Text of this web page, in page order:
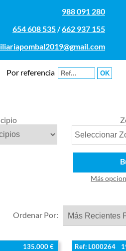
988 091 280
654 608 535/662 937 155
Por referencia
Seleccionar
Más
Ordenar Por:
135.000 € Ref: L000264